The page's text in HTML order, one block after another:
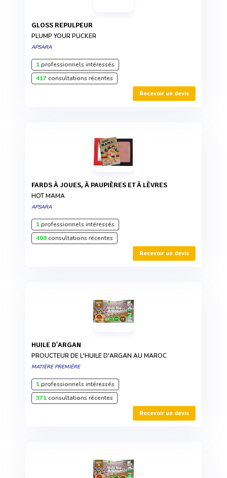
GLOSS REPULPEUR
PLUMP YOUR PUCKER
APSARA
1professionnels intéressés
417consultations récentes
Recevoir un devis
FARDS À JOUES, À PAUPIÈRES ET À LÈVRES
HOT MAMA
APSARA
1professionnels intéressés
408consultations récentes
Recevoir un devis
HUILE D'ARGAN
PROUCTEUR DE L'HUILE D'ARGAN AU MAROC
MATIÈRE PREMIÈRE
1professionnels intéressés
371consultations récentes
Recevoir un devis